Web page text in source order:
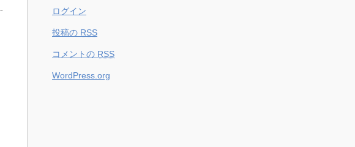
ログイン
投稿の RSS
コメントの RSS
WordPress.org